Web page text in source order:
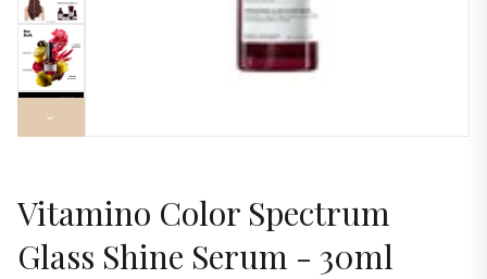
›
Vitamino Color Spectrum
Glass Shine Serum - 30ml